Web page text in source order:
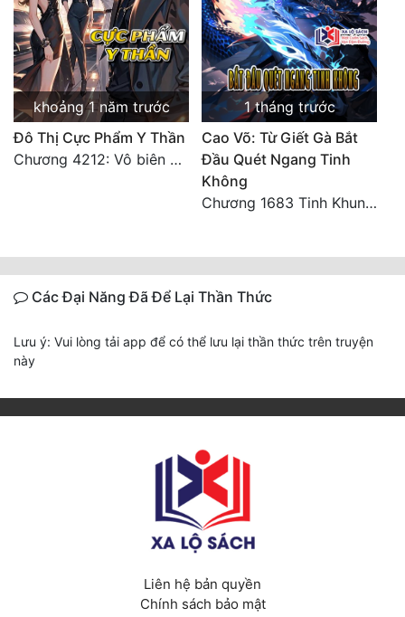
khoảng 1 năm trước
Đô Thị Cực Phẩm Y Thần
Chương 4212: Vô biên hắc ám
1 tháng trước
Cao Võ: Từ Giết Gà Bắt
Đầu Quét Ngang Tinh
Không
Chương 1683 Tinh Khung Võ Thánh (Hết)
Các Đại Năng Đã Để Lại Thần Thức
Lưu ý: Vui lòng tải app để có thể lưu lại thần thức trên truyện
này
Liên hệ bản quyền
Chính sách bảo mật